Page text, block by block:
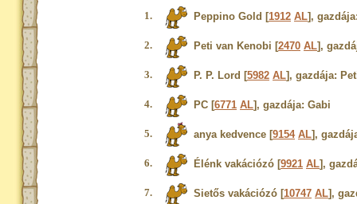
1. Peppino Gold [1912 AL],
2. Peti van Kenobi [2470 AL],
3. P. P. Lord [5982 AL], gazdája:
4. PC [6771 AL], gazdája: Gabi
5. anya kedvence [9154 AL],
6. Élénk vakációzó [9921 AL],
7. Sietős vakációzó [10747 AL],